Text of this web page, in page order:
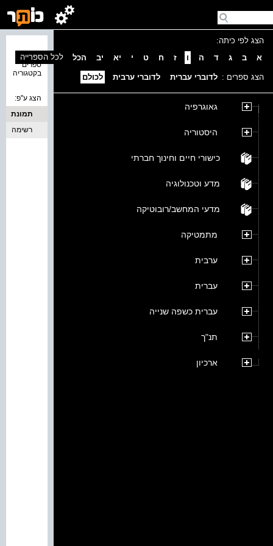
הצג לפי כיתה:
א
ב ג ד ה ו ז ח ט י יא יב הכל
הצג ספרים : לדוברי עברית לדוברי ערבית לכולם
גאוגרפיה
היסטוריה
כישורי חיים וחינוך חברתי
מדע וטכנולוגיה
מדעי המחשב/רובוטיקה
מתמטיקה
ערבית
עברית
עברית כשפה שנייה
תנ"ך
ארכיון
ספרים
בקטגוריה
לכל הספרייה
הצג ע''פ:
תמונת
כריכה
רשימה